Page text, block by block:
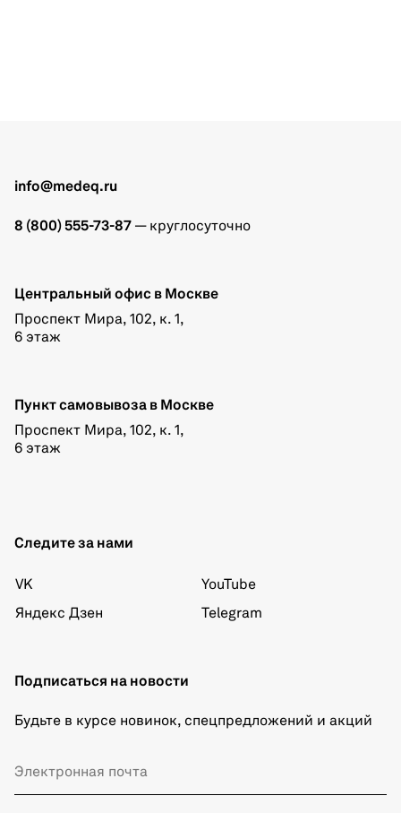
info@medeq.ru
8 (800) 555-73-87 — круглосуточно
Центральный офис в Москве
Проспект Мира, 102, к. 1,
6 этаж
Пункт самовывоза в Москве
Проспект Мира, 102, к. 1,
6 этаж
Следите за нами
VK
Яндекс Дзен
YouTube
Telegram
Подписаться на новости
Будьте в курсе новинок, спецпредложений и акций